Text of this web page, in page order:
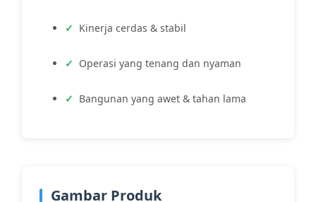
Kinerja cerdas & stabil
Operasi yang tenang dan nyaman
Bangunan yang awet & tahan lama
Gambar Produk